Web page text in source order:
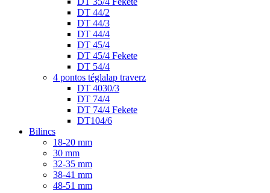
DT 44/2
DT 44/3
DT 44/4
DT 45/4
DT 45/4 Fekete
DT 54/4
4 pontos téglalap traverz
DT 4030/3
DT 74/4
DT 74/4 Fekete
DT104/6
Bilincs
18-20 mm
30 mm
32-35 mm
38-41 mm
48-51 mm